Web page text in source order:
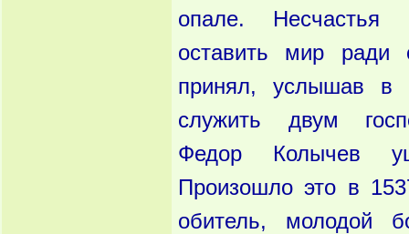
опале. Несчастья
оставить мир ради
принял, услышав в
служить двум
Федор Колычев
Произошло это в
обитель, молодой